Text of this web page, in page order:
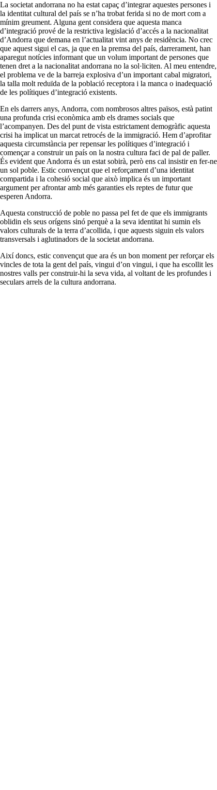
La societat andorrana no ha estat capaç d’integrar aquestes persones i
la identitat cultural del país se n’ha trobat ferida si no de mort com a
mínim greument. Alguna gent considera que aquesta manca
d’integració prové de la restrictiva legislació d’accés a la nacionalitat
d’Andorra que demana en l’actualitat vint anys de residència. No crec
que aquest sigui el cas, ja que en la premsa del país, darrerament, han
aparegut notícies informant que un volum important de persones que
tenen dret a la nacionalitat andorrana no la sol·liciten. Al meu entendre,
el problema ve de la barreja explosiva d’un important cabal migratori,
la talla molt reduïda de la població receptora i la manca o inadequació
de les polítiques d’integració existents.
En els darrers anys, Andorra, com nombrosos altres països, està patint
una profunda crisi econòmica amb els drames socials que
l’acompanyen. Des del punt de vista estrictament demogràfic aquesta
crisi ha implicat un marcat retrocés de la immigració. Hem d’aprofitar
aquesta circumstància per repensar les polítiques d’integració i
començar a construir un país on la nostra cultura faci de pal de paller.
És evident que Andorra és un estat sobirà, però ens cal insistir en fer-ne
un sol poble. Estic convençut que el reforçament d’una identitat
compartida i la cohesió social que això implica és un important
argument per afrontar amb més garanties els reptes de futur que
esperen Andorra.
Aquesta construcció de poble no passa pel fet de que els immigrants
oblidin els seus orígens sinó perquè a la seva identitat hi sumin els
valors culturals de la terra d’acollida, i que aquests siguin els valors
transversals i aglutinadors de la societat andorrana.
Així doncs, estic convençut que ara és un bon moment per reforçar els
vincles de tota la gent del país, vingui d’on vingui, i que ha escollit les
nostres valls per construir-hi la seva vida, al voltant de les profundes i
seculars arrels de la cultura andorrana.